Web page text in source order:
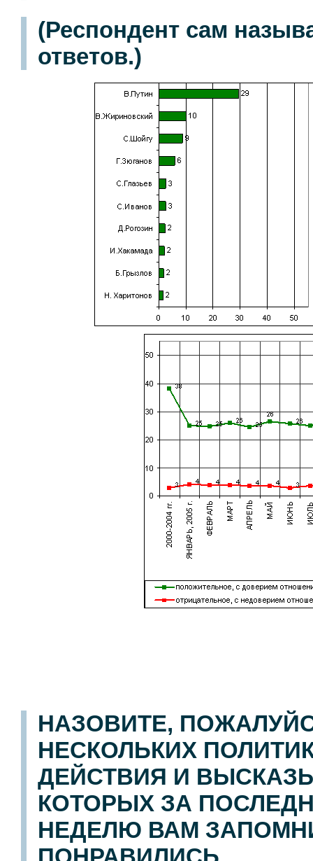
(Респондент сам
ответов.)
НАЗОВИТЕ,
НЕСКОЛЬКИХ
ДЕЙСТВИЯ И
КОТОРЫХ ЗА
НЕДЕЛЮ ВАМ